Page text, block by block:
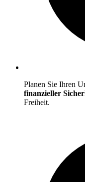
Planen Sie Ihren
finanzieller
Freiheit.